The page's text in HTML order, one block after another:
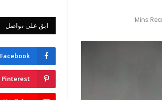
ابق على تواصل
Facebook
Pinterest